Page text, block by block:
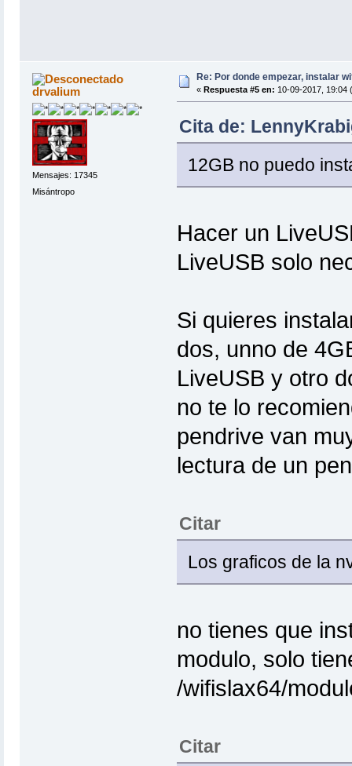
drvalium
Mensajes: 17345
Misántropo
Re: Por donde empezar, instalar
« Respuesta #5 en: 10-09-2017, 19:04
Cita de:
12GB no puedo
Hacer un
LiveUSB solo
Si quieres
dos, unno de
LiveUSB y otro
no te lo
pendrive van
lectura de un
Citar
Los graficos de la
no tienes que
modulo, solo
/wifislax64/
Citar